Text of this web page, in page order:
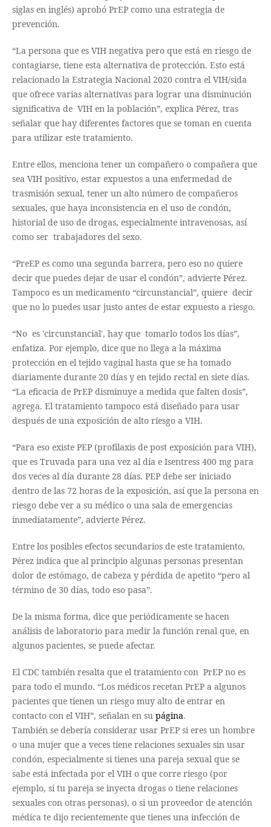
siglas en inglés) aprobó PrEP como una estrategia de
prevención.
“La persona que es VIH negativa pero que está en riesgo de
contagiarse, tiene esta alternativa de protección. Esto está
relacionado la Estrategia Nacional 2020 contra el VIH/sida
que ofrece varias alternativas para lograr una disminución
significativa de VIH en la población”, explica Pérez, tras
señalar que hay diferentes factores que se toman en cuenta
para utilizar este tratamiento.
Entre ellos, menciona tener un compañero o compañera que
sea VIH positivo, estar expuestos a una enfermedad de
trasmisión sexual, tener un alto número de compañeros
sexuales, que haya inconsistencia en el uso de condón,
historial de uso de drogas, especialmente intravenosas, así
como ser trabajadores del sexo.
“PreEP es como una segunda barrera, pero eso no quiere
decir que puedes dejar de usar el condón”, advierte Pérez.
Tampoco es un medicamento “circunstancial”, quiere decir
que no lo puedes usar justo antes de estar expuesto a riesgo.
“No es 'circunstancial', hay que tomarlo todos los días”,
enfatiza. Por ejemplo, dice que no llega a la máxima
protección en el tejido vaginal hasta que se ha tomado
diariamente durante 20 días y en tejido rectal en siete días.
“La eficacia de PrEP disminuye a medida que falten dosis”,
agrega. El tratamiento tampoco está diseñado para usar
después de una exposición de alto riesgo a VIH.
“Para eso existe PEP (profilaxis de post exposición para VIH),
que es Truvada para una vez al día e Isentress 400 mg para
dos veces al día durante 28 días. PEP debe ser iniciado
dentro de las 72 horas de la exposición, así que la persona en
riesgo debe ver a su médico o una sala de emergencias
inmediatamente”, advierte Pérez.
Entre los posibles efectos secundarios de este tratamiento,
Pérez indica que al principio algunas personas presentan
dolor de estómago, de cabeza y pérdida de apetito “pero al
término de 30 días, todo eso pasa”.
De la misma forma, dice que periódicamente se hacen
análisis de laboratorio para medir la función renal que, en
algunos pacientes, se puede afectar.
El CDC también resalta que el tratamiento con PrEP no es
para todo el mundo. “Los médicos recetan PrEP a algunos
pacientes que tienen un riesgo muy alto de entrar en
contacto con el VIH”, señalan en su página.
También se debería considerar usar PrEP si eres un hombre
o una mujer que a veces tiene relaciones sexuales sin usar
condón, especialmente si tienes una pareja sexual que se
sabe está infectada por el VIH o que corre riesgo (por
ejemplo, si tu pareja se inyecta drogas o tiene relaciones
sexuales con otras personas), o si un proveedor de atención
médica te dijo recientemente que tienes una infección de